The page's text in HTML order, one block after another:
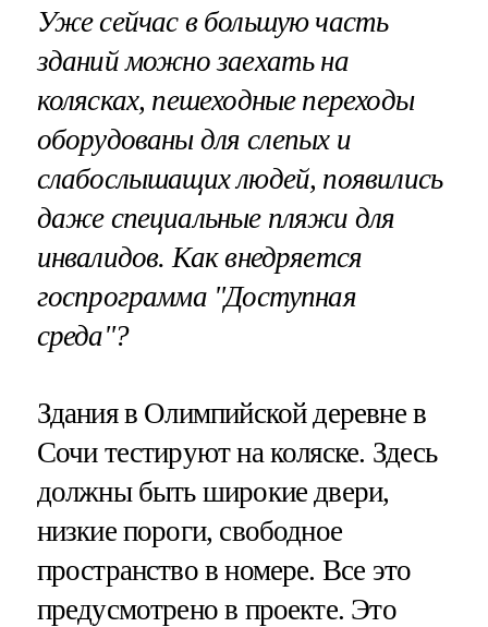
Уже сейчас в большую часть
зданий можно заехать на
колясках, пешеходные переходы
оборудованы для слепых и
слабослышащих людей, появились
даже специальные пляжи для
инвалидов. Как внедряется
госпрограмма "Доступная
среда"?
Здания в Олимпийской деревне в
Сочи тестируют на коляске. Здесь
должны быть широкие двери,
низкие пороги, свободное
пространство в номере. Все это
предусмотрено в проекте. Это